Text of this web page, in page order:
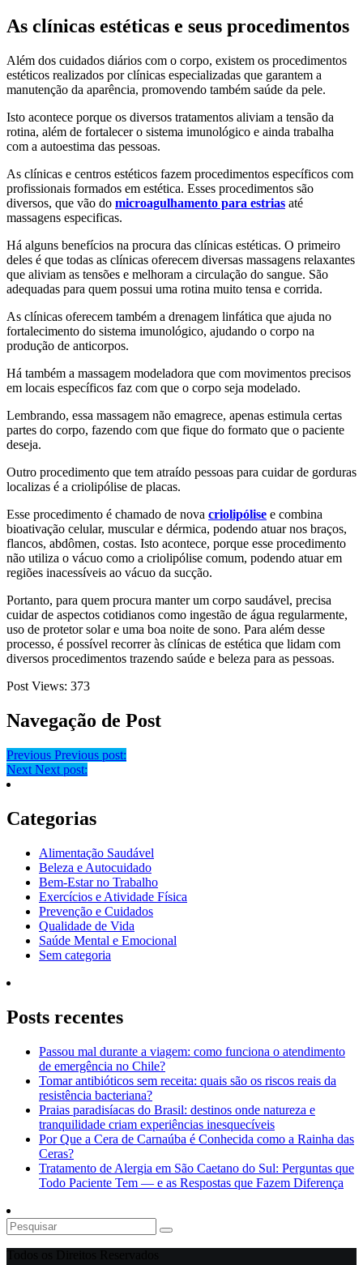
As clínicas estéticas e seus procedimentos
Além dos cuidados diários com o corpo, existem os procedimentos
estéticos realizados por clínicas especializadas que garantem a
manutenção da aparência, promovendo também saúde da pele.
Isto acontece porque os diversos tratamentos aliviam a tensão da
rotina, além de fortalecer o sistema imunológico e ainda trabalha
com a autoestima das pessoas.
As clínicas e centros estéticos fazem procedimentos específicos com
profissionais formados em estética. Esses procedimentos são
diversos, que vão do microagulhamento para estrias até
massagens especificas.
Há alguns benefícios na procura das clínicas estéticas. O primeiro
deles é que todas as clínicas oferecem diversas massagens relaxantes
que aliviam as tensões e melhoram a circulação do sangue. São
adequadas para quem possui uma rotina muito tensa e corrida.
As clínicas oferecem também a drenagem linfática que ajuda no
fortalecimento do sistema imunológico, ajudando o corpo na
produção de anticorpos.
Há também a massagem modeladora que com movimentos precisos
em locais específicos faz com que o corpo seja modelado.
Lembrando, essa massagem não emagrece, apenas estimula certas
partes do corpo, fazendo com que fique do formato que o paciente
deseja.
Outro procedimento que tem atraído pessoas para cuidar de gorduras
localizas é a criolipólise de placas.
Esse procedimento é chamado de nova criolipólise e combina
bioativação celular, muscular e dérmica, podendo atuar nos braços,
flancos, abdômen, costas. Isto acontece, porque esse procedimento
não utiliza o vácuo como a criolipólise comum, podendo atuar em
regiões inacessíveis ao vácuo da sucção.
Portanto, para quem procura manter um corpo saudável, precisa
cuidar de aspectos cotidianos como ingestão de água regularmente,
uso de protetor solar e uma boa noite de sono. Para além desse
processo, é possível recorrer às clínicas de estética que lidam com
diversos procedimentos trazendo saúde e beleza para as pessoas.
Post Views: 373
Navegação de Post
Previous Previous post:
Next Next post:
Categorias
Alimentação Saudável
Beleza e Autocuidado
Bem-Estar no Trabalho
Exercícios e Atividade Física
Prevenção e Cuidados
Qualidade de Vida
Saúde Mental e Emocional
Sem categoria
Posts recentes
Passou mal durante a viagem: como funciona o atendimento
de emergência no Chile?
Tomar antibióticos sem receita: quais são os riscos reais da
resistência bacteriana?
Praias paradisíacas do Brasil: destinos onde natureza e
tranquilidade criam experiências inesquecíveis
Por Que a Cera de Carnaúba é Conhecida como a Rainha das
Ceras?
Tratamento de Alergia em São Caetano do Sul: Perguntas que
Todo Paciente Tem — e as Respostas que Fazem Diferença